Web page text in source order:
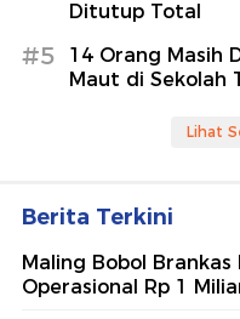
Ditutup Total
#5
14 Orang Masih
Maut di Sekolah
Lihat
Berita Terkini
Maling Bobol
Operasional Rp 1